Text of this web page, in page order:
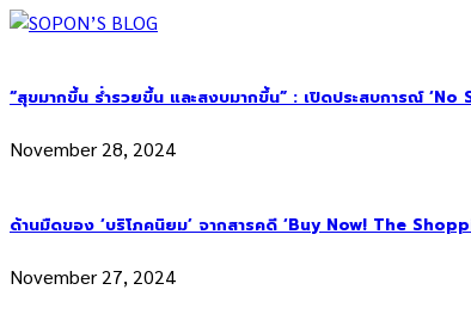
“สุขมากขึ้น ร่ำรวยขึ้น และสงบมากขึ้น” : เปิดประสบการณ์
November 28, 2024
ด้านมืดของ ‘บริโภคนิยม’ จากสารคดี ‘Buy Now! The
November 27, 2024